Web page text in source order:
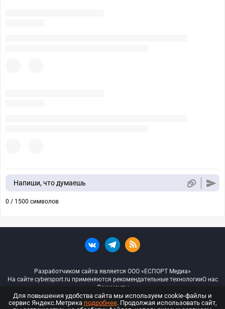
Напиши, что думаешь
0 / 1500 символов
Разработчиком сайта является ООО «ЕСПОРТ Медиа»
На сайте cybersport.ru применяются рекомендательные технологииО нас
Документы
© ООО «Киберспорт.ру» — Все права защищены
Для повышения удобства сайта мы используем cookie-файлы и
сервис Яндекс.Метрика подробнее. Продолжая использовать сайт,